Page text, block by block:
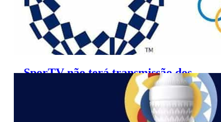
SporTV não terá transmissão dos
Jogos Olímpicos em 4K